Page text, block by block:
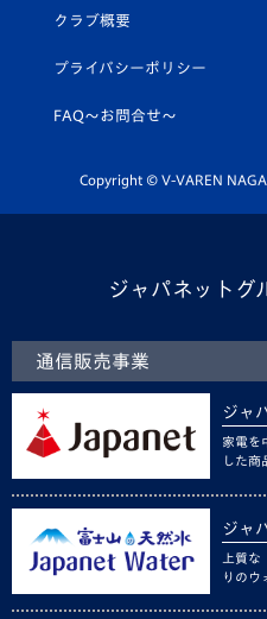
平和祈念活動
ホームタウン活動
スクール
ヴィヴィくんインスタグラム
公式LINE＠
クラブ概要
プライバシーポリシー
FAQ〜お問合せ〜
Copyright © V-VAREN
ジャパネットグ
通信販売事業
ジャ
家電を
した商
ジャ
上質
りのウ